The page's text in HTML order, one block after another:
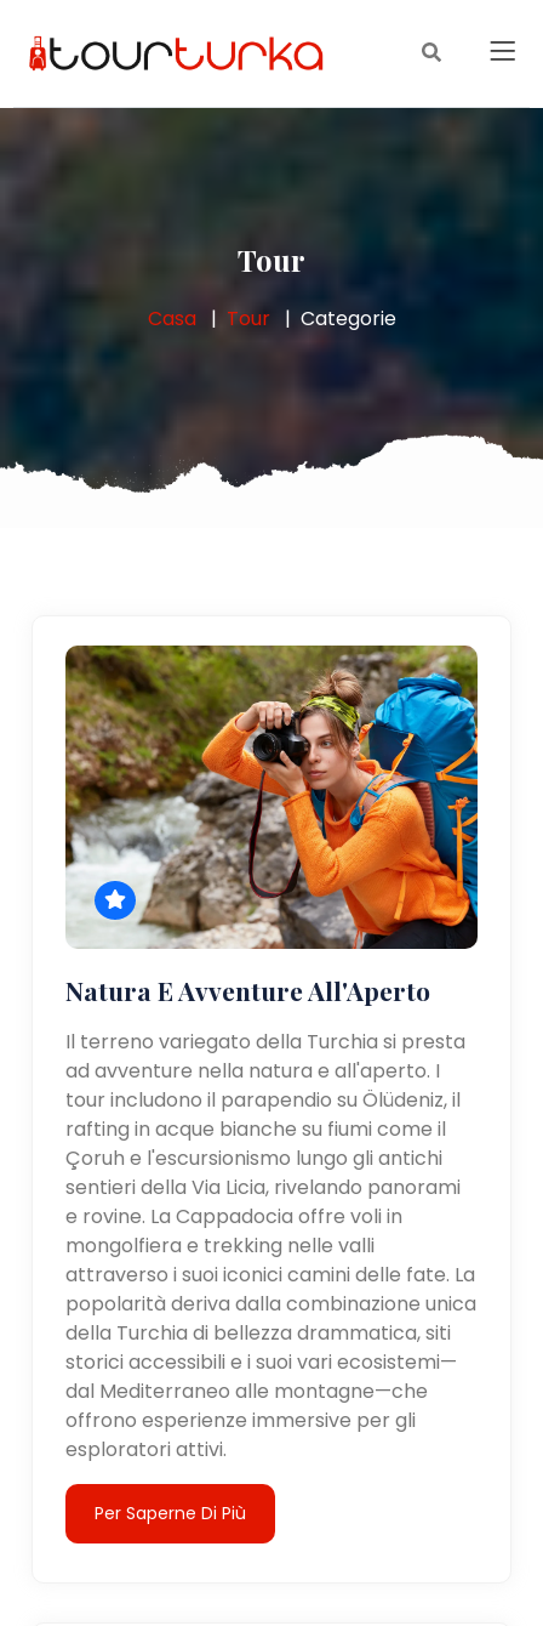
Tour
Casa Tour Categorie
Natura E Avventure All'Aperto
Il terreno variegato della Turchia si presta
ad avventure nella natura e all'aperto. I
tour includono il parapendio su Ölüdeniz, il
rafting in acque bianche su fiumi come il
Çoruh e l'escursionismo lungo gli antichi
sentieri della Via Licia, rivelando panorami
e rovine. La Cappadocia offre voli in
mongolfiera e trekking nelle valli
attraverso i suoi iconici camini delle fate. La
popolarità deriva dalla combinazione unica
della Turchia di bellezza drammatica, siti
storici accessibili e i suoi vari ecosistemi—
dal Mediterraneo alle montagne—che
offrono esperienze immersive per gli
esploratori attivi.
Per Saperne Di Più